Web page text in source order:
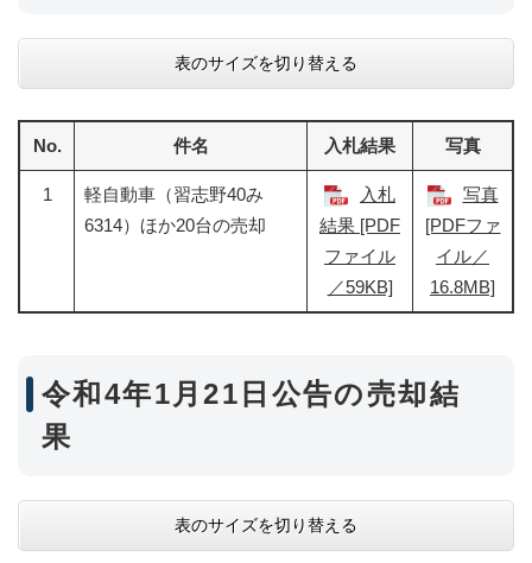
表のサイズを切り替える
No. 件名 入札結果 写真
1
軽自動車（習志野40み
6314）ほか20台の売却
入札
結果 [PDF
ファイル
／59KB]
写真
[PDFファ
イル／
16.8MB]
令和4年1月21日公告の売却結
果
表のサイズを切り替える